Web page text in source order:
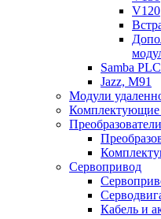
V120
Samba
Jazz, M91
Модули
Комплектующие
Сервопривод
Кабель и